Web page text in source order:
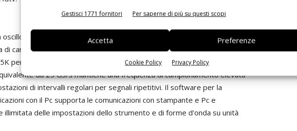
Gestisci 1771 fornitori Per saperne di più su questi scopi
Accetta Preferenze
Cookie Policy Privacy Policy
oscilloscopio economico a memorizzazione digitale con display Lcd Tft a
campionamento di singoli impulsi da 1 GS/s e una lunghezza di
per la cattura di forme d'onda multiple e complesse. La modalità di
da 25 GS/s mantiene una frequenza di campionamento elevata
di intervalli regolari per segnali ripetitivi. Il software per la
con il Pc supporta le comunicazioni con stampante e Pc e
illimitata delle impostazioni dello strumento e di forme d'onda su unità